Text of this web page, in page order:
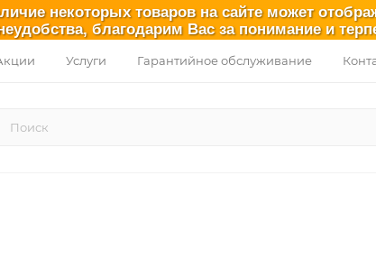
некоторых товаров на сайте может
благодарим Вас за понимание и
Услуги Гарантийное обслуживание